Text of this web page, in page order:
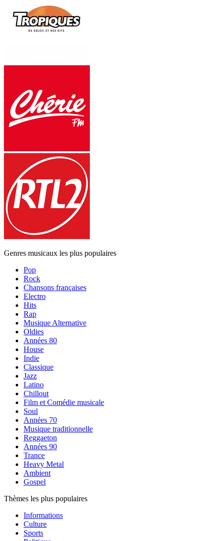
Genres musicaux les plus populaires
Pop
Rock
Chansons françaises
Electro
Hits
Rap
Musique Alternative
Oldies
Années 80
House
Indie
Classique
Jazz
Latino
Chillout
Film et Comédie musicale
Soul
Années 70
Musique traditionnelle
Reggaeton
Années 90
Trance
Heavy Metal
Ambient
Gospel
Thèmes les plus populaires
Informations
Culture
Sports